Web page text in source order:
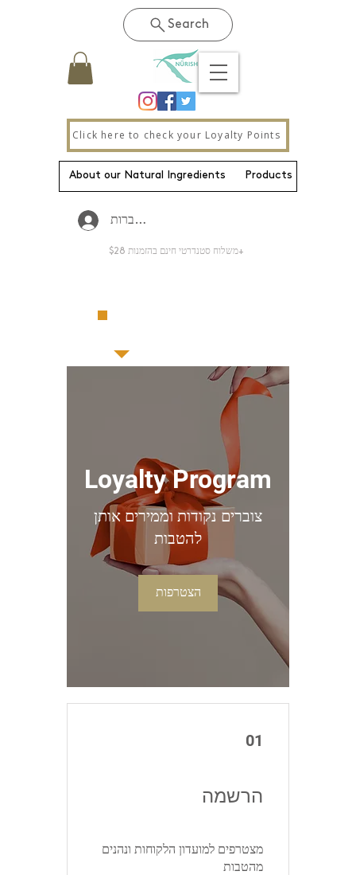
Search
Click here to check your Loyalty Points
About our Natural Ingredients Products
להתחברות
משלוח סטנדרטי חינם בהזמנות $28+
Loyalty Program
צוברים נקודות וממירים אותן
להטבות
הצטרפות
01
הרשמה
מצטרפים למועדון הלקוחות ונהנים
מהטבות